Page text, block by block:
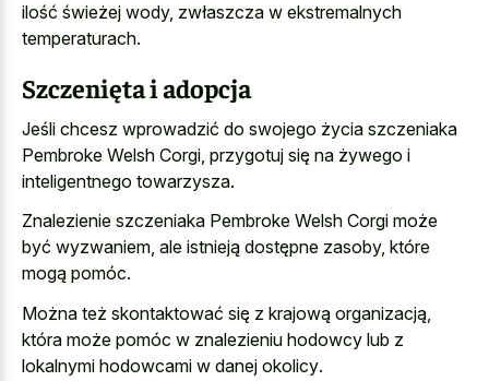
ilość świeżej wody, zwłaszcza w ekstremalnych
temperaturach.
Szczenięta i adopcja
Jeśli chcesz wprowadzić do swojego życia szczeniaka
Pembroke Welsh Corgi, przygotuj się na żywego i
inteligentnego towarzysza.
Znalezienie szczeniaka Pembroke Welsh Corgi może
być wyzwaniem, ale istnieją dostępne zasoby, które
mogą pomóc.
Można też skontaktować się z krajową organizacją,
która może pomóc w znalezieniu hodowcy lub z
lokalnymi hodowcami w danej okolicy.